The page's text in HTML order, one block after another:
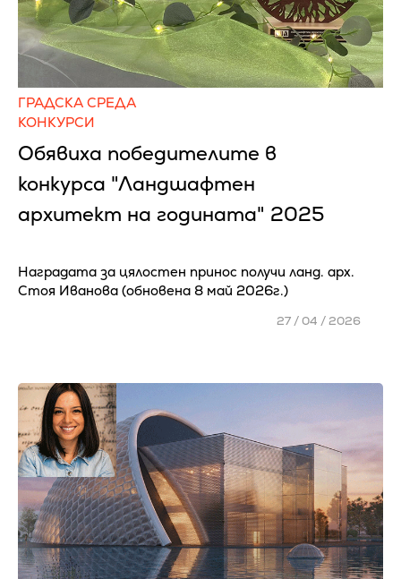
ГРАДСКА СРЕДА
КОНКУРСИ
Обявиха победителите в
конкурса "Ландшафтен
архитект на годината" 2025
Наградата за цялостен принос получи ланд. арх.
Стоя Иванова (обновена 8 май 2026г.)
27 / 04 / 2026